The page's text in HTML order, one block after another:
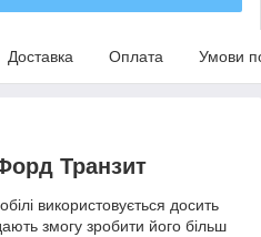
Доставка Оплата Умови
Транзит
використовується досить
змогу зробити його більш